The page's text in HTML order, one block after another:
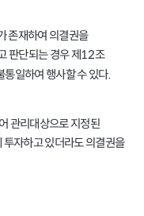
존재하여 의결권을
판단되는 경우 제12조
통일하여 행사할 수 있다.
관리대상으로 지정된
투자하고 있더라도 의결권을